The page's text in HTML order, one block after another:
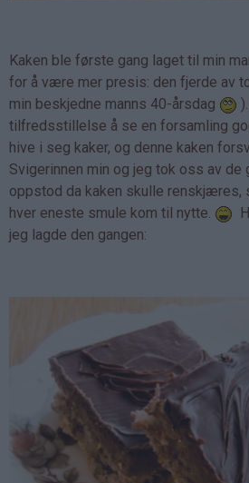
Kaken ble første gang laget til min
for å være mer presis: den fjerde av
min beskjedne manns 40-årsdag
tilfredsstillelse å se en forsamling
hive i seg kaker, og denne kaken
Svigerinnen min og jeg tok oss av de
oppstod da kaken skulle renskjæres,
hver eneste smule kom til nytte.
jeg lagde den gangen: